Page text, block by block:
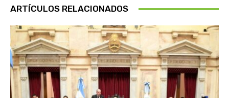
ARTÍCULOS RELACIONADOS